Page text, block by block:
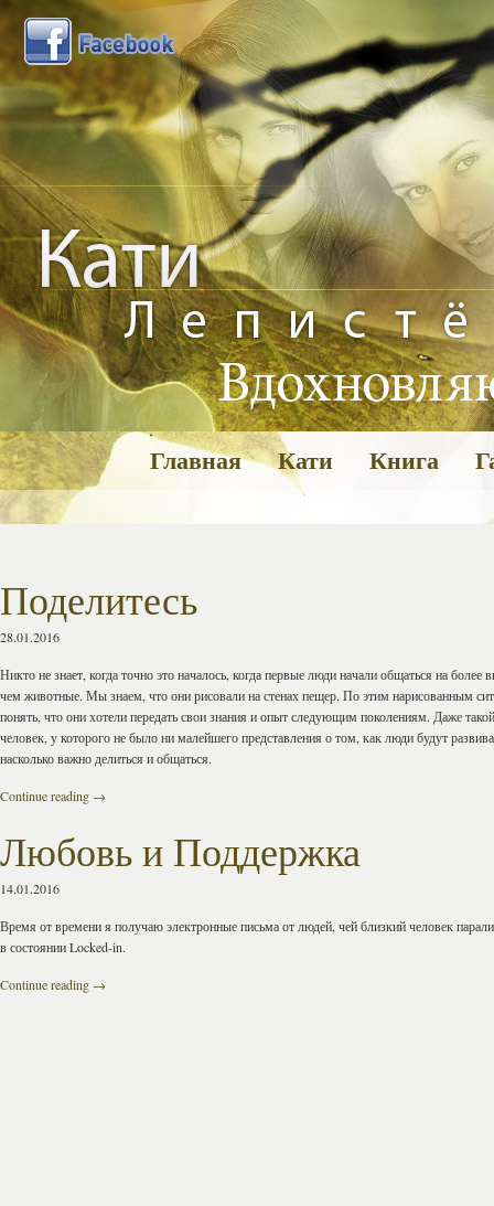
Главная Кати Книга
Поделитесь
28.01.2016
Никто не знает, когда точно это началось, когда первые люди начали общаться на более
чем животные. Мы знаем, что они рисовали на стенах пещер. По этим нарисованным
понять, что они хотели передать свои знания и опыт следующим поколениям. Даже
человек, у которого не было ни малейшего представления о том, как люди будут
насколько важно делиться и общаться.
Continue reading →
Любовь и Поддержка
14.01.2016
Время от времени я получаю электронные письма от людей, чей близкий человек
в состоянии Locked-in.
Continue reading →